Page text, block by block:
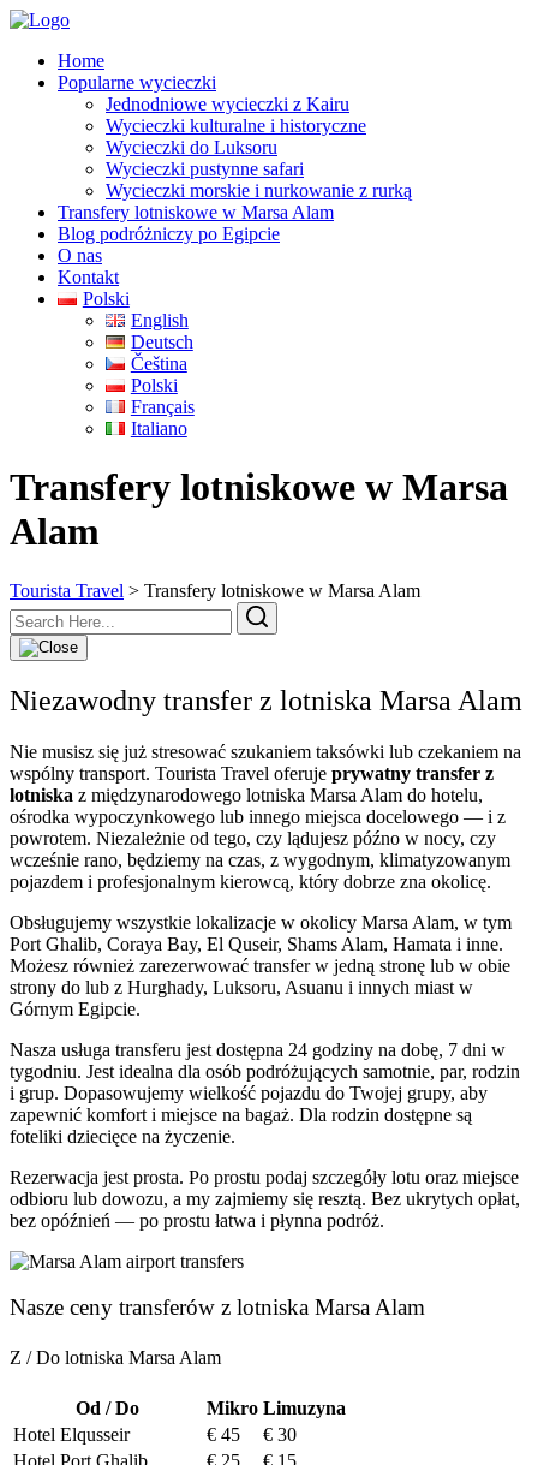
Home
Popularne wycieczki
Jednodniowe wycieczki z Kairu
Wycieczki kulturalne i historyczne
Wycieczki do Luksoru
Wycieczki pustynne safari
Wycieczki morskie i nurkowanie z rurką
Transfery lotniskowe w Marsa Alam
Blog podróżniczy po Egipcie
O nas
Kontakt
Polski
English
Deutsch
Čeština
Polski
Français
Italiano
Transfery lotniskowe w Marsa
Alam
Tourista Travel > Transfery lotniskowe w Marsa Alam
Niezawodny transfer z lotniska Marsa Alam
Nie musisz się już stresować szukaniem taksówki lub czekaniem na
wspólny transport. Tourista Travel oferuje prywatny transfer z
lotniska z międzynarodowego lotniska Marsa Alam do hotelu,
ośrodka wypoczynkowego lub innego miejsca docelowego — i z
powrotem. Niezależnie od tego, czy lądujesz późno w nocy, czy
wcześnie rano, będziemy na czas, z wygodnym, klimatyzowanym
pojazdem i profesjonalnym kierowcą, który dobrze zna okolicę.
Obsługujemy wszystkie lokalizacje w okolicy Marsa Alam, w tym
Port Ghalib, Coraya Bay, El Quseir, Shams Alam, Hamata i inne.
Możesz również zarezerwować transfer w jedną stronę lub w obie
strony do lub z Hurghady, Luksoru, Asuanu i innych miast w
Górnym Egipcie.
Nasza usługa transferu jest dostępna 24 godziny na dobę, 7 dni w
tygodniu. Jest idealna dla osób podróżujących samotnie, par, rodzin
i grup. Dopasowujemy wielkość pojazdu do Twojej grupy, aby
zapewnić komfort i miejsce na bagaż. Dla rodzin dostępne są
foteliki dziecięce na życzenie.
Rezerwacja jest prosta. Po prostu podaj szczegóły lotu oraz miejsce
odbioru lub dowozu, a my zajmiemy się resztą. Bez ukrytych opłat,
bez opóźnień — po prostu łatwa i płynna podróż.
Nasze ceny transferów z lotniska Marsa Alam
Z / Do lotniska Marsa Alam
Od / Do Mikro Limuzyna
Hotel Elqusseir
€ 45
€ 30
Hotel Port Ghalib
€ 25
€ 15